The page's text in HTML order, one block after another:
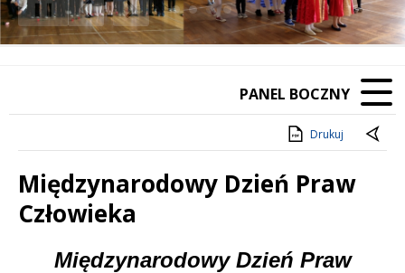
Poprzedni Element
Następny Element
❚❚
PANEL BOCZNY
Drukuj
Międzynarodowy Dzień Praw
Człowieka
TreśćMiędzynarodowy Dzień Praw